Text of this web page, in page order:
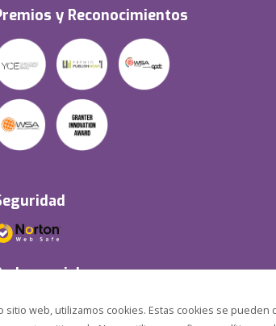
web, utilizamos cookies. Estas cookies se pueden
y Reconocimientos
sociales